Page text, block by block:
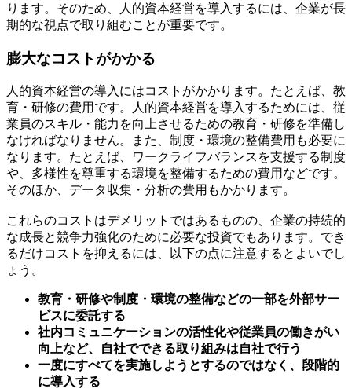
ります。そのため、人的資本経営を導入するには、企業が長
期的な視点で取り組むことが重要です。
膨大なコストがかかる
人的資本経営の導入にはコストがかかります。たとえば、教
育・研修の費用です。人的資本経営を導入するためには、従
業員のスキル・能力を向上させるための教育・研修を準備し
なければなりません。また、制度・環境の整備費用も必要に
なります。たとえば、ワークライフバランスを支援する制度
や、多様性を尊重する環境を整備するための費用などです。
そのほか、データ収集・分析の費用もかかります。
これらのコストはデメリットではあるものの、企業の持続的
な成長と競争力強化のために必要な投資でもあります。でき
るだけコストを抑えるには、以下の点に注意するとよいでし
ょう。
教育・研修や制度・環境の整備などの一部を外部サー
ビスに委託する
社内コミュニケーションの活性化や従業員の働きがい
向上など、自社でできる取り組みは自社で行う
一度にすべてを実施しようとするのではなく、段階的
に導入する